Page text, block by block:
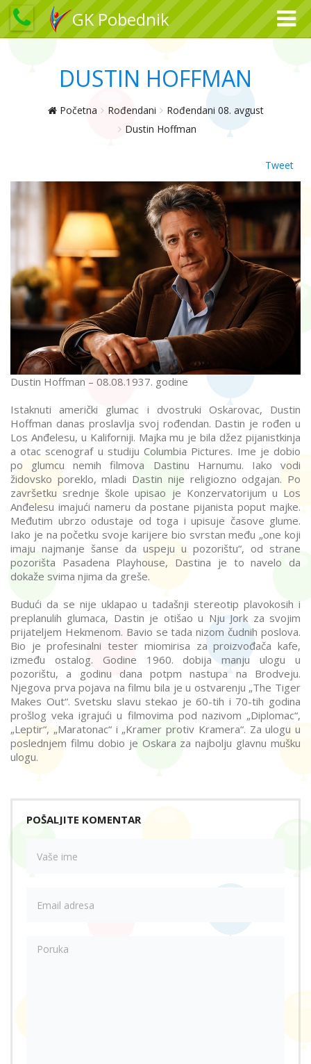
GK Pobednik
DUSTIN HOFFMAN
Početna Rođendani
Rođendani 08. avgust
Dustin Hoffman
Tweet
Dustin Hoffman – 08.08.1937. godine
Istaknuti američki glumac i dvostruki Oskarovac, Dustin
Hoffman danas proslavlja svoj rođendan. Dastin je rođen u
Los Anđelesu, u Kaliforniji. Majka mu je bila džez pijanistkinja
a otac scenograf u studiju Columbia Pictures. Ime je dobio
po glumcu nemih filmova Dastinu Harnumu. Iako vodi
židovsko poreklo, mladi Dastin nije religiozno odgajan. Po
završetku srednje škole upisao je Konzervatorijum u Los
Anđelesu imajući nameru da postane pijanista poput majke.
Međutim ubrzo odustaje od toga i upisuje časove glume.
Iako je na početku svoje karijere bio svrstan među „one koji
imaju najmanje šanse da uspeju u pozorištu“, od strane
pozorišta Pasadena Playhouse, Dastina je to navelo da
dokaže svima njima da greše.
Budući da se nije uklapao u tadašnji stereotip plavokosih i
preplanulih glumaca, Dastin je otišao u Nju Jork za svojim
prijateljem Hekmenom. Bavio se tada nizom čudnih poslova.
Bio je profesinalni tester miomirisa za proizvođača kafe,
između ostalog. Godine 1960. dobija manju ulogu u
pozorištu, a godinu dana potpm nastupa na Brodveju.
Njegova prva pojava na filmu bila je u ostvarenju „The Tiger
Makes Out“. Svetsku slavu stekao je 60-tih i 70-tih godina
prošlog veka igrajući u filmovima pod nazivom „Diplomac“,
„Leptir“, „Maratonac“ i „Kramer protiv Kramera“. Za ulogu u
poslednjem filmu dobio je Oskara za najbolju glavnu mušku
ulogu.
POŠALJITE KOMENTAR